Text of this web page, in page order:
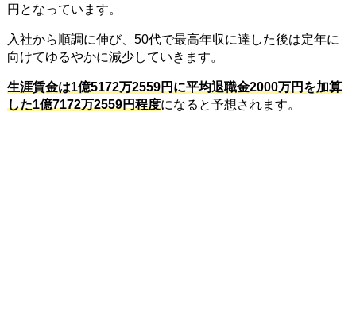
円となっています。
入社から順調に伸び、50代で最高年収に達した後は定年に
向けてゆるやかに減少していきます。
生涯賃金は1億5172万2559円に平均退職金2000万円を加算
した1億7172万2559円程度になると予想されます。